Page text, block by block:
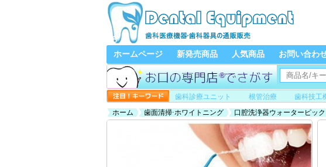
ホームページ 新発売商品 人気商品 お問い合わ
歯科診療ユニット 根管治療 歯科技工
ホーム
歯面清掃·ホワイトニング 口腔洗浄器ウォーターピック